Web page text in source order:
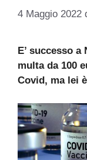
4 Maggio 2022
E’ successo
multa da 100
Covid, ma lei